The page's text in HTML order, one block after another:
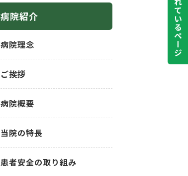
病院紹介
病院理念
ご挨拶
病院概要
当院の特長
患者安全の取り組み